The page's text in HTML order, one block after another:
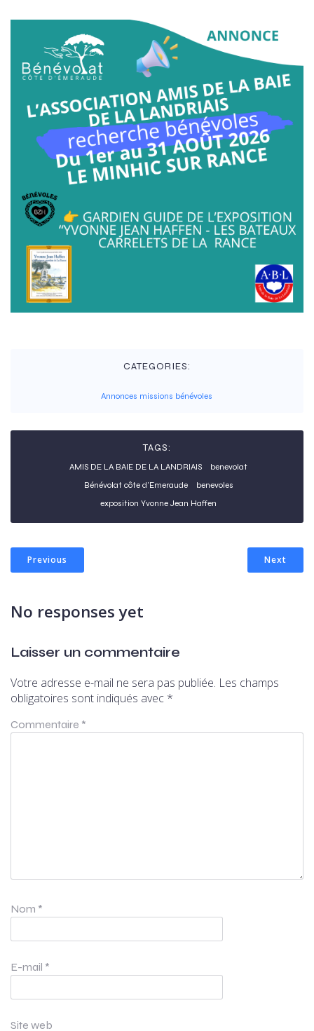
CATEGORIES:
Annonces missions bénévoles
TAGS:
AMIS DE LA BAIE DE LA LANDRIAIS
benevolat
Bénévolat côte d'Emeraude
benevoles
exposition Yvonne Jean Haffen
Previous Next
No responses yet
Laisser un commentaire
Votre adresse e-mail ne sera pas publiée. Les champs
obligatoires sont indiqués avec *
Commentaire *
Nom *
E-mail *
Site web